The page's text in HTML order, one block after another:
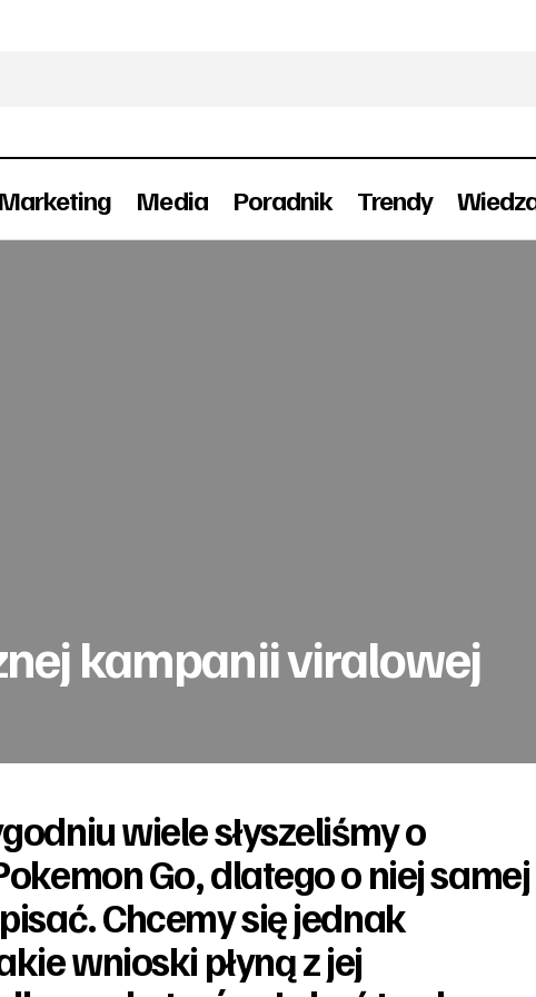
Marketing Media Poradnik Trendy
kampanii viralowej
wiele słyszeliśmy o
Go, dlatego o niej samej
Chcemy się jednak
wnioski płyną z jej